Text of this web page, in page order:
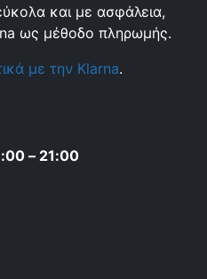
και με ασφάλεια,
ως μέθοδο πληρωμής.
με την Klarna.
– 21:00